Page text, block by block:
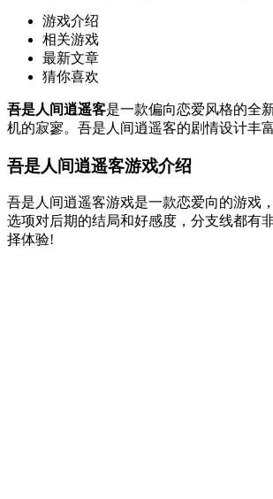
游戏介绍
相关游戏
最新文章
猜你喜欢
吾是人间逍遥客是一款偏向恋爱风格的全
机的寂寥。吾是人间逍遥客的剧情设计丰
吾是人间逍遥客游戏介绍
吾是人间逍遥客游戏是一款恋爱向的游戏
选项对后期的结局和好感度，分支线都有
择体验!